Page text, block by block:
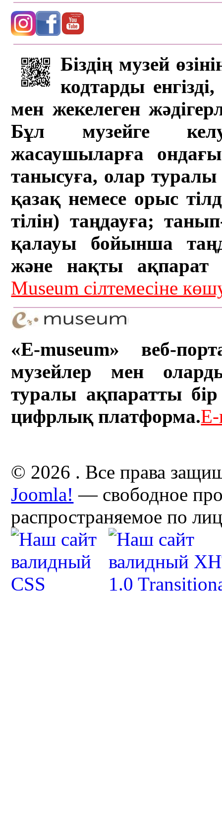
Біздің музей
кодтарды
мен жекелеген
Бұл музейге
жасаушыларға
танысуға, олар туралы
қазақ немесе орыс
тілін) таңдауға;
қалауы бойынша
және нақты ақпарат
Museum сілтемесіне
«E-museum» веб-
музейлер мен
туралы ақпаратты бір
цифрлық платформа.
© 2026 . Все права
Joomla! — свободное
распространяемое по